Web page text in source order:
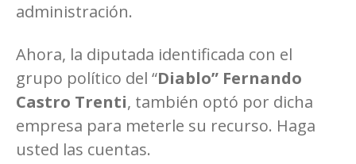
administración.
Ahora, la diputada identificada con el
grupo político del “Diablo” Fernando
Castro Trenti, también optó por dicha
empresa para meterle su recurso. Haga
usted las cuentas.